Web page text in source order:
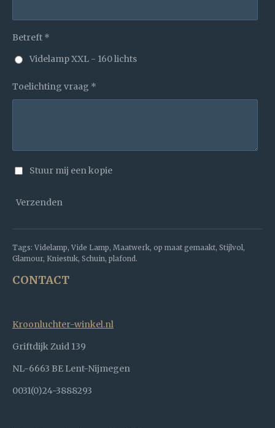
Betreft *
Videlamp XXL - 160 lichts
Toelichting vraag *
Stuur mij een kopie
Verzenden
Tags: Videlamp, Vide Lamp, Maatwerk, op maat gemaakt, Stijlvol,
Glamour, Kniestuk, Schuin, plafond.
CONTACT
Kroonluchter-winkel.nl
Griftdijk Zuid 139
NL-6663 BE Lent-Nijmegen
0031(0)24-3888293